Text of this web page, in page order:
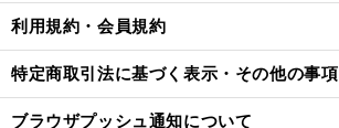
利用規約・会員規約
特定商取引法に基づく表示・その他の事項
ブラウザプッシュ通知について